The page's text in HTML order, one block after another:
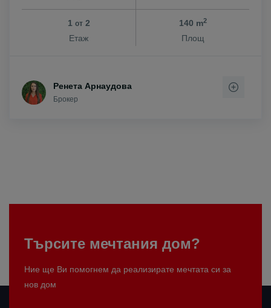
1 от2
Етаж
140 m2
Площ
Ренета Арнаудова
Брокер
Търсите мечтания дом?
Ние ще Ви помогнем да реализирате мечтата си за
нов дом